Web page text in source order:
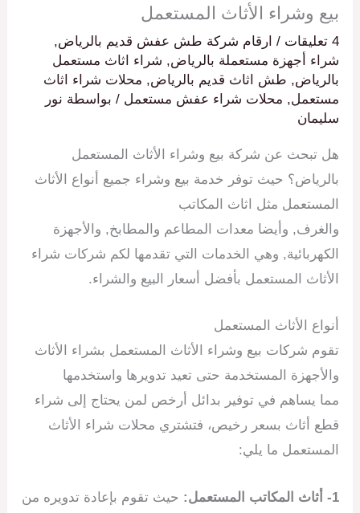
بيع وشراء الأثاث المستعمل
4 تعليقات / ارقام شركة طش عفش قديم بالرياض,
شراء أجهزة مستعملة بالرياض, شراء اثاث مستعمل
بالرياض, طش اثاث قديم بالرياض, محلات شراء اثاث
مستعمل, محلات شراء عفش مستعمل / بواسطة نور
سليمان
هل تبحث عن شركة بيع وشراء الأثاث المستعمل
بالرياض؟ حيث توفر خدمة بيع وشراء جميع أنواع الأثاث
المستعمل مثل اثاث المكاتب
والغرف, وأيضا معدات المطاعم والمطابخ, والأجهزة
الكهربائية, وهي الخدمات التي تقدمها لكم شركات شراء
الأثاث المستعمل بأفضل أسعار البيع والشراء.
أنواع الأثاث المستعمل
تقوم شركات بيع وشراء الأثاث المستعمل بشراء الأثاث
والأجهزة المستخدمة حتى تعيد تدويرها واستخدمها
مما يساهم في توفير بدائل أرخص لمن يحتاج إلى شراء
قطع أثاث بسعر رخيص، فتشتري محلات شراء الأثاث
المستعمل ما يلي:
1- أثاث المكاتب المستعمل:
حيث تقوم بإعادة تدويره من